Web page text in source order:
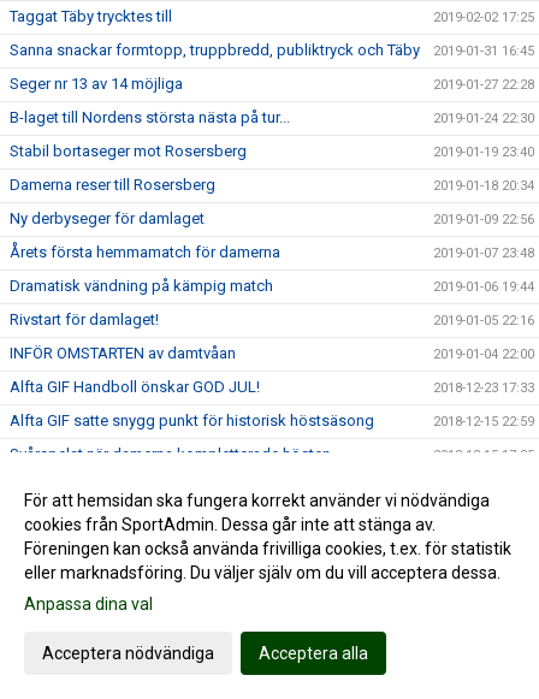
Taggat Täby trycktes till 2019-02-02 17:25
Sanna snackar formtopp, truppbredd, publiktryck och Täby 2019-01-31 16:45
Seger nr 13 av 14 möjliga 2019-01-27 22:28
B-laget till Nordens största nästa på tur... 2019-01-24 22:30
Stabil bortaseger mot Rosersberg 2019-01-19 23:40
Damerna reser till Rosersberg 2019-01-18 20:34
Ny derbyseger för damlaget 2019-01-09 22:56
Årets första hemmamatch för damerna 2019-01-07 23:48
Dramatisk vändning på kämpig match 2019-01-06 19:44
Rivstart för damlaget! 2019-01-05 22:16
INFÖR OMSTARTEN av damtvåan 2019-01-04 22:00
Alfta GIF Handboll önskar GOD JUL! 2018-12-23 17:33
Alfta GIF satte snygg punkt för historisk höstsäsong 2018-12-15 22:59
Svårspelat när damerna kompletterade hösten 2018-12-15 17:25
14-målsseger i Maserhallen
"Högriskmatch" i Maser... 2018-12-08 06:47
Handbollshöjdare i Decemberdrag
För att hemsidan ska fungera korrekt använder vi nödvändiga
cookies från SportAdmin. Dessa går inte att stänga av.
Föreningen kan också använda frivilliga cookies, t.ex. för statistik
eller marknadsföring. Du väljer själv om du vill acceptera dessa.
Anpassa dina val
Acceptera nödvändiga Acceptera alla